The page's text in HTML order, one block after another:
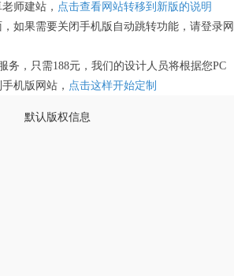
师建站， 点击查看网站转移到新版的说明
如果需要关闭手机版自动跳转功能，请登录网
务，只需188元，我们的设计人员将根据您PC
机版网站， 点击这样开始定制
默认版权信息